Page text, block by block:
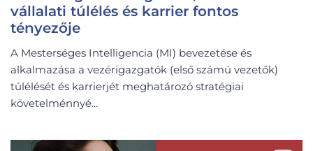
vállalati túlélés és karrier fontos
tényezője
A Mesterséges Intelligencia (MI) bevezetése és
alkalmazása a vezérigazgatók (első számú vezetők)
túlélését és karrierjét meghatározó stratégiai
követelménnyé...